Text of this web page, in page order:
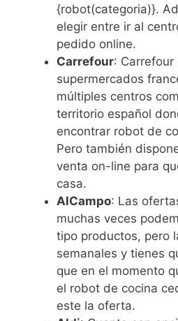
{robot(categoria)}.
elegir entre ir al
pedido online.
Carrefour:
supermercados
múltiples centros
territorio español
encontrar robot de
Pero también
venta on-line para
casa.
AlCampo: Las
muchas veces
tipo productos, pero
semanales y tienes
que en el momento
el robot de cocina
este la oferta.